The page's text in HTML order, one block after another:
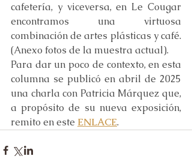
cafetería, y viceversa, en Le Cougar
encontramos una virtuosa
combinación de artes plásticas y café.
(Anexo fotos de la muestra actual).
Para dar un poco de contexto, en esta
columna se publicó en abril de 2025
una charla con Patricia Márquez que,
a propósito de su nueva exposición,
remito en este ENLACE.